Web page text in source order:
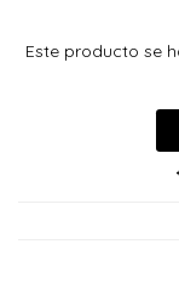
Este producto se